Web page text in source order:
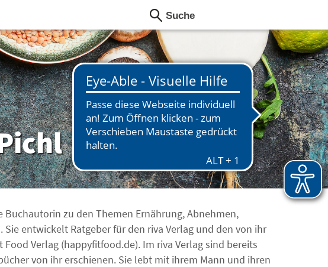
Buchautorin zu den Themen Ernährung, Abnehmen,
entwickelt Ratgeber für den riva Verlag und den von ihr
Verlag (happyfitfood.de). Im riva Verlag sind bereits
von ihr erschienen. Sie lebt mit ihrem Mann und ihren